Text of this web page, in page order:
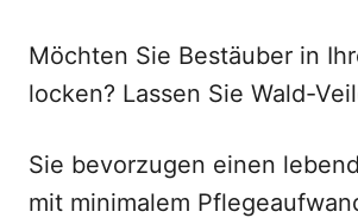
Möchten Sie Bestäuber in
locken? Lassen Sie Wald-
Sie bevorzugen einen
mit minimalem